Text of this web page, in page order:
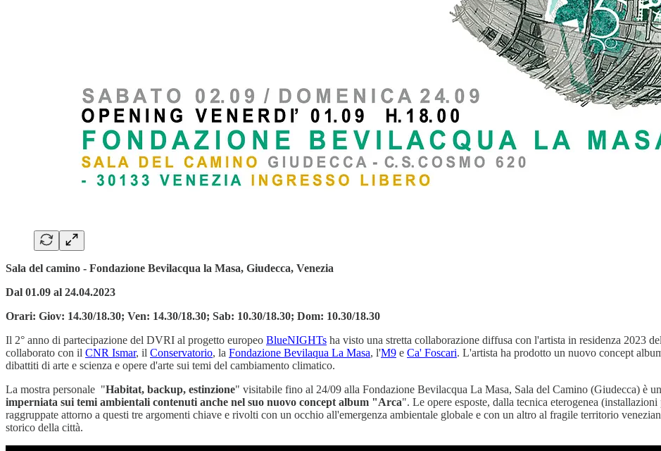
Sala del camino - Fondazione Bevilacqua la Masa, Giudecca, Venezia
Dal 01.09 al 24.04.2023
Orari: Giov: 14.30/18.30; Ven: 14.30/18.30; Sab: 10.30/18.30; Dom: 10.30/18.30
Il 2° anno di partecipazione del DVRI al progetto europeo BlueNIGHTs ha visto una stretta collaborazione diffusa con l'artista in residenza 2023
collaborato con il CNR Ismar, il Conservatorio, la Fondazione Bevilaqua La Masa, l'M9 e Ca' Foscari. L'artista ha prodotto un nuovo concept
dibattiti di arte e scienza e opere d'arte sui temi del cambiamento climatico.
La mostra personale "Habitat, backup, estinzione" visitabile fino al 24/09 alla Fondazione Bevilacqua La Masa, Sala del Camino (Giudecca) è
imperniata sui temi ambientali contenuti anche nel suo nuovo concept album "Arca". Le opere esposte, dalla tecnica eterogenea
raggruppate attorno a questi tre argomenti chiave e rivolti con un occhio all'emergenza ambientale globale e con un altro al fragile territorio
storico della città.